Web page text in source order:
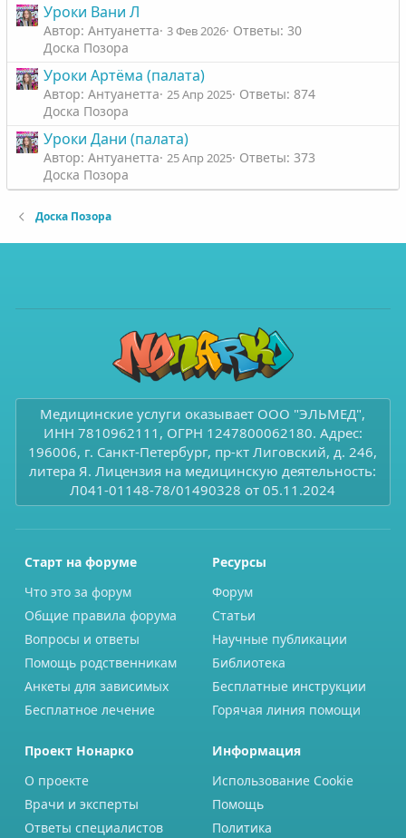
Уроки Вани Л
Автор: Антуанетта 3 Фев 2026 Ответы: 30
Доска Позора
Уроки Артëма (палата)
Автор: Антуанетта 25 Апр 2025 Ответы: 874
Доска Позора
Уроки Дани (палата)
Автор: Антуанетта 25 Апр 2025 Ответы: 373
Доска Позора
Доска Позора
Медицинские услуги оказывает ООО "ЭЛЬМЕД",
ИНН 7810962111, ОГРН 1247800062180. Адрес:
196006, г. Санкт-Петербург, пр-кт Лиговский, д. 246,
литера Я. Лицензия на медицинскую деятельность:
Л041-01148-78/01490328 от 05.11.2024
Старт на форуме
Что это за форум
Общие правила форума
Вопросы и ответы
Помощь родственникам
Анкеты для зависимых
Бесплатное лечение
Ресурсы
Форум
Статьи
Научные публикации
Библиотека
Бесплатные инструкции
Горячая линия помощи
Проект Нонарко
О проекте
Врачи и эксперты
Ответы специалистов
Информация
Использование Cookie
Помощь
Политика